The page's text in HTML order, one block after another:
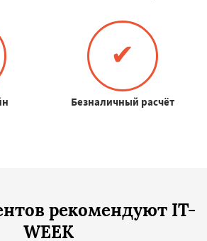
✔
Безналичный расчёт
рекомендуют IT-
WEEK